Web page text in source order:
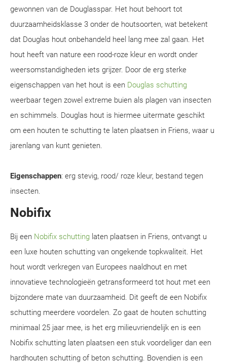
gewonnen van de Douglasspar. Het hout behoort tot
duurzaamheidsklasse 3 onder de houtsoorten, wat betekent
dat Douglas hout onbehandeld heel lang mee zal gaan. Het
hout heeft van nature een rood-roze kleur en wordt onder
weersomstandigheden iets grijzer. Door de erg sterke
eigenschappen van het hout is een Douglas schutting
weerbaar tegen zowel extreme buien als plagen van insecten
en schimmels. Douglas hout is hiermee uitermate geschikt
om een houten te schutting te laten plaatsen in Friens, waar u
jarenlang van kunt genieten.
Eigenschappen: erg stevig, rood/ roze kleur, bestand tegen
insecten.
Nobifix
Bij een Nobifix schutting laten plaatsen in Friens, ontvangt u
een luxe houten schutting van ongekende topkwaliteit. Het
hout wordt verkregen van Europees naaldhout en met
innovatieve technologieën getransformeerd tot hout met een
bijzondere mate van duurzaamheid. Dit geeft de een Nobifix
schutting meerdere voordelen. Zo gaat de houten schutting
minimaal 25 jaar mee, is het erg milieuvriendelijk en is een
Nobifix schutting laten plaatsen een stuk voordeliger dan een
hardhouten schutting of beton schutting. Bovendien is een